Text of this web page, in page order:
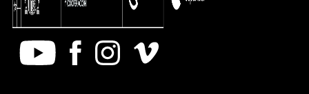
Youtube FacebookInstagram
Vimeo